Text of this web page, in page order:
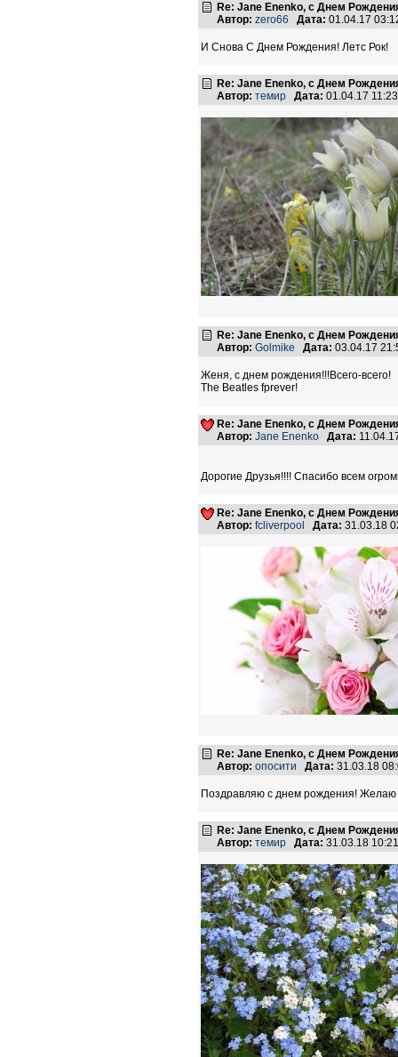
Re: Jane Enenko, с Днем
Автор: zero66 Дата: 01.04.17
И Снова С Днем Рождения! Летс Рок!
Re: Jane Enenko, с Днем
Автор: темир Дата: 01.04.17
Re: Jane Enenko, с Днем
Автор: Golmike Дата: 03.04.17
Женя, с днем рождения!!!Всего-всего!
The Beatles fprever!
Re: Jane Enenko, с Днем
Автор: Jane Enenko Дата:
Дорогие Друзья!!!! Спасибо всем
Re: Jane Enenko, с Днем
Автор: fcliverpool Дата: 31.03.18
Re: Jane Enenko, с Днем
Автор: опосити Дата: 31.03.18
Поздравляю с днем рождения! Желаю
Re: Jane Enenko, с Днем
Автор: темир Дата: 31.03.18